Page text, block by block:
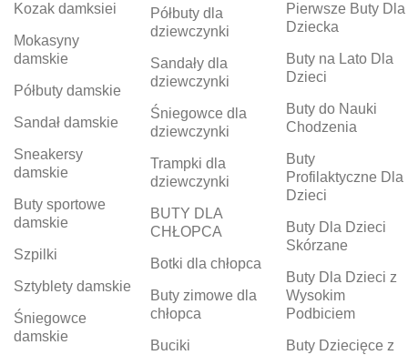
Kozak damksiei
Mokasyny
damskie
Półbuty damskie
Sandał damskie
Sneakersy
damskie
Buty sportowe
damskie
Szpilki
Sztyblety damskie
Śniegowce
damskie
Półbuty dla
dziewczynki
Sandały dla
dziewczynki
Śniegowce dla
dziewczynki
Trampki dla
dziewczynki
BUTY DLA
CHŁOPCA
Botki dla chłopca
Buty zimowe dla
chłopca
Buciki
Pierwsze Buty Dla
Dziecka
Buty na Lato Dla
Dzieci
Buty do Nauki
Chodzenia
Buty
Profilaktyczne Dla
Dzieci
Buty Dla Dzieci
Skórzane
Buty Dla Dzieci z
Wysokim
Podbiciem
Buty Dziecięce z